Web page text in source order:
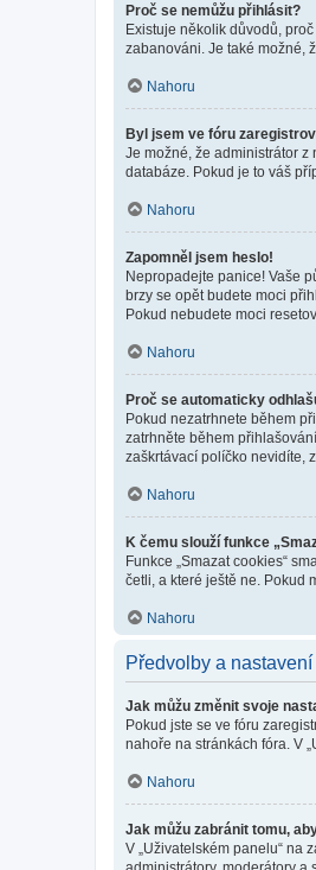
Proč se nemůžu přihlásit?
Existuje několik důvodů,
zabanováni. Je také možné,
Nahoru
Byl jsem ve fóru
Je možné, že administrátor
databáze. Pokud je to váš
Nahoru
Zapomněl jsem heslo!
Nepropadejte panice! Vaše
brzy se opět budete moci
Pokud nebudete moci
Nahoru
Proč se automaticky
Pokud nezatrhnete během
zatrhněte během
zaškrtávací políčko nevidíte,
Nahoru
K čemu slouží funkce
Funkce „Smazat cookies“
četli, a které ještě ne. Pokud
Nahoru
Předvolby a
Jak můžu změnit svoje
Pokud jste se ve fóru
nahoře na stránkách fóra. V
Nahoru
Jak můžu zabránit tomu,
V „Uživatelském panelu“ na